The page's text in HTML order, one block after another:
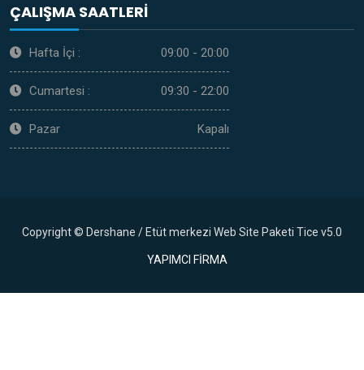
ÇALIŞMA SAATLERI
Hafta İçi : 09:00 - 20:00
Cumartesi : 09:30 - 22:00
Pazar Kapalı
Copyright © Dershane / Etüt merkezi Web Site Paketi Tice v5.0
YAPIMCI FİRMA